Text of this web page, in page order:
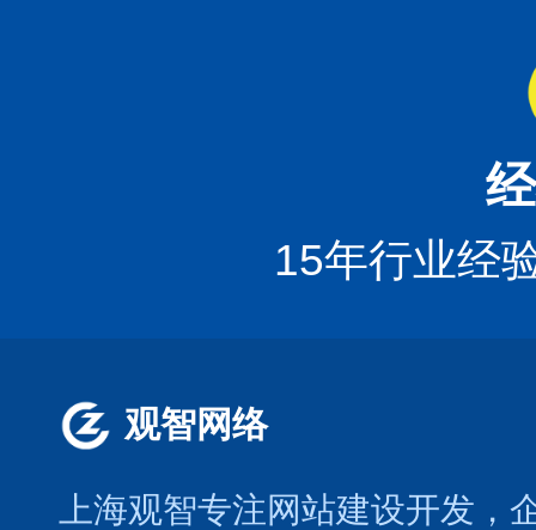
15年行业经
观智网络
上海观智专注网站建设开发 ，